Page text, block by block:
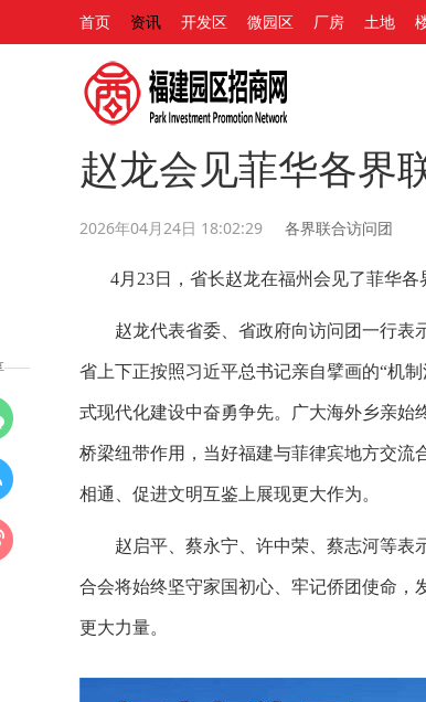
首页 资讯 开发区 微园区 厂房 土地
赵龙会见菲华各界
2026年04月24日 18:02:29 各界联合访问团
4月23日，省长赵龙在福州会见了菲华各
赵龙代表省委、省政府向访问团一行表示
省上下正按照习近平总书记亲自擘画的“机
式现代化建设中奋勇争先。广大海外乡亲始
桥梁纽带作用，当好福建与菲律宾地方交流
相通、促进文明互鉴上展现更大作为。
赵启平、蔡永宁、许中荣、蔡志河等表示
合会将始终坚守家国初心、牢记侨团使命，
更大力量。